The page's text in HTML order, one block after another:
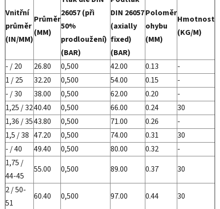
Vnitřní
průměr
(IN/MM)
Průměr
(MM)
26057 (při
50%
prodloužení)
(BAR)
DIN 26057
(axially
fixed)
(BAR)
Poloměr
ohybu
(MM)
Hmotnost
(KG/M)
- / 20 26.80 0,500 42.00 0.13
-
1 / 25
32.20 0,500 54.00 0.15
-
- / 30
38.00 0,500 62.00 0.20
-
1,25 / 3240.40 0,500 66.00 0.24
30
1,36 / 3543.80 0,500 71.00 0.26
-
1,5 / 38 47.20 0,500 74.00 0.31
30
- / 40
49.40 0,500 80.00 0.32
-
1,75 /
44-45
55.00 0,500 89.00 0.37
30
2 / 50-
51
60.40 0,500 97.00 0.44
30